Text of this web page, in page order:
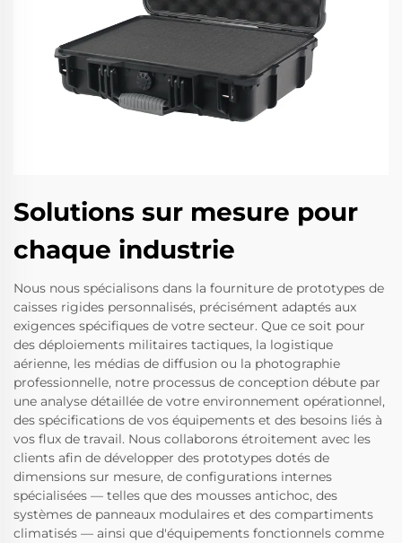
Solutions sur mesure pour
chaque industrie
Nous nous spécialisons dans la fourniture de prototypes de
caisses rigides personnalisés, précisément adaptés aux
exigences spécifiques de votre secteur. Que ce soit pour
des déploiements militaires tactiques, la logistique
aérienne, les médias de diffusion ou la photographie
professionnelle, notre processus de conception débute par
une analyse détaillée de votre environnement opérationnel,
des spécifications de vos équipements et des besoins liés à
vos flux de travail. Nous collaborons étroitement avec les
clients afin de développer des prototypes dotés de
dimensions sur mesure, de configurations internes
spécialisées — telles que des mousses antichoc, des
systèmes de panneaux modulaires et des compartiments
climatisés — ainsi que d'équipements fonctionnels comme